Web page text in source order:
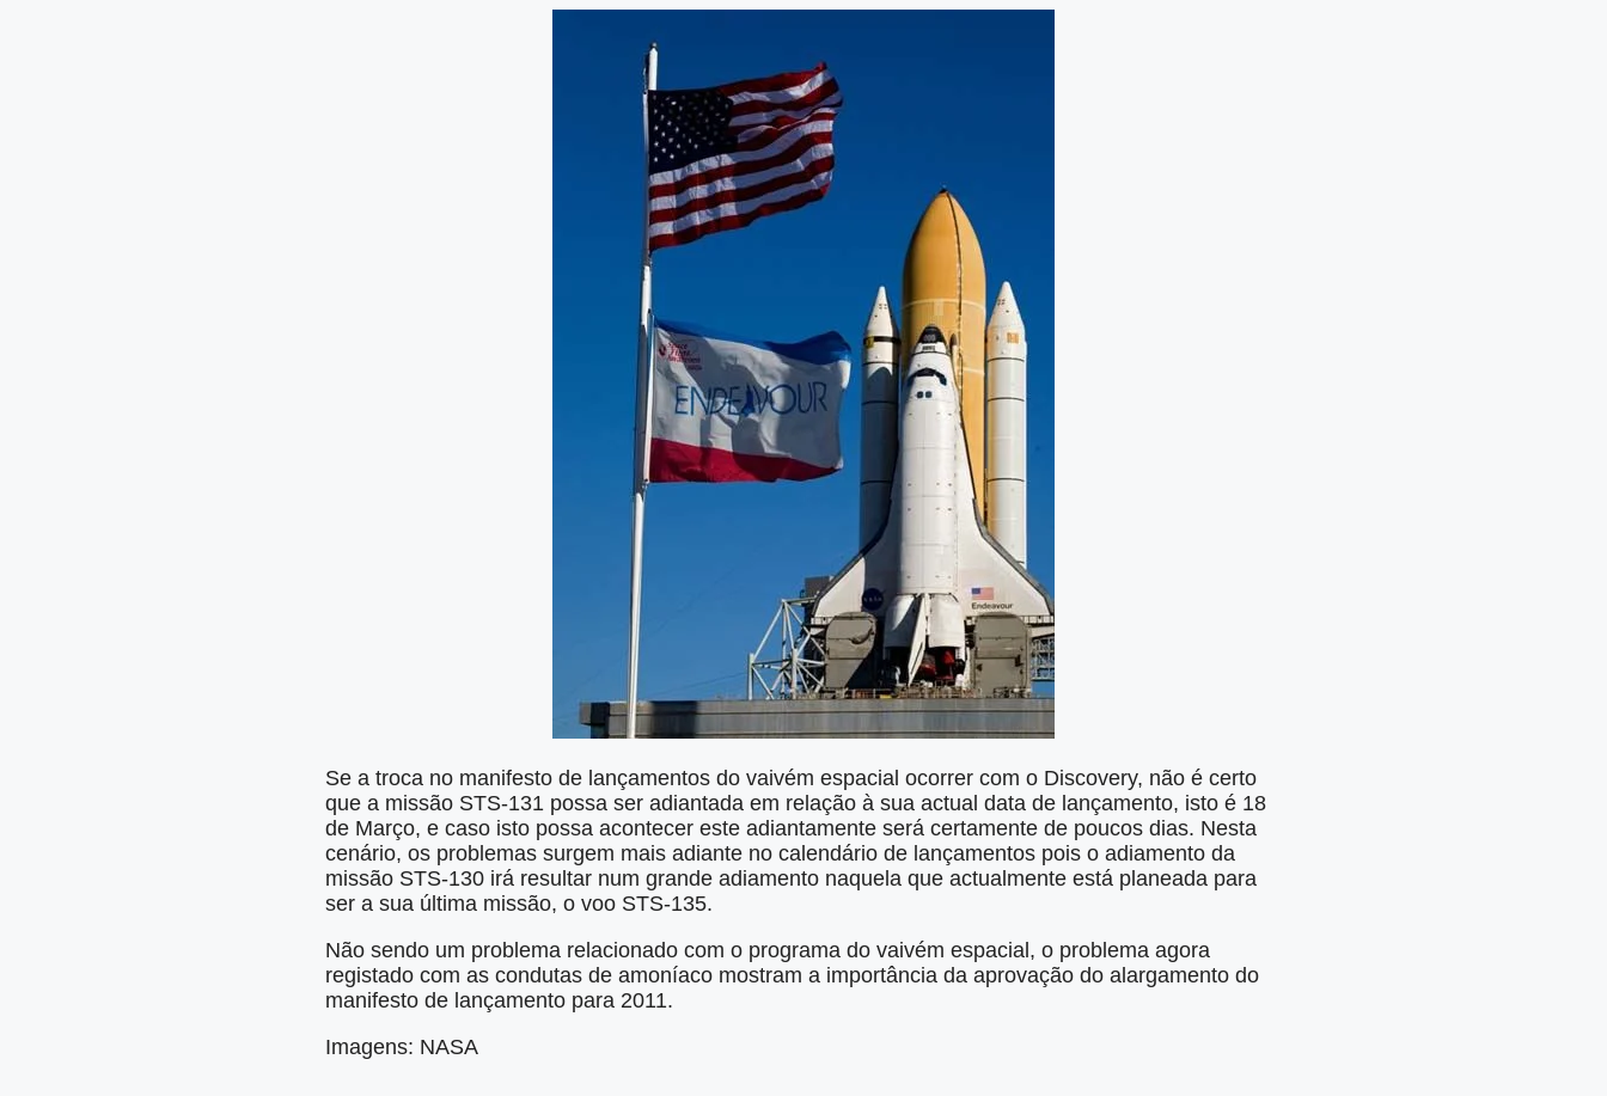
Se a troca no manifesto de lançamentos do vaivém espacial ocorrer com o Discovery, não é certo
que a missão STS-131 possa ser adiantada em relação à sua actual data de lançamento, isto é 18
de Março, e caso isto possa acontecer este adiantamente será certamente de poucos dias. Nesta
cenário, os problemas surgem mais adiante no calendário de lançamentos pois o adiamento da
missão STS-130 irá resultar num grande adiamento naquela que actualmente está planeada para
ser a sua última missão, o voo STS-135.
Não sendo um problema relacionado com o programa do vaivém espacial, o problema agora
registado com as condutas de amoníaco mostram a importância da aprovação do alargamento do
manifesto de lançamento para 2011.
Imagens: NASA